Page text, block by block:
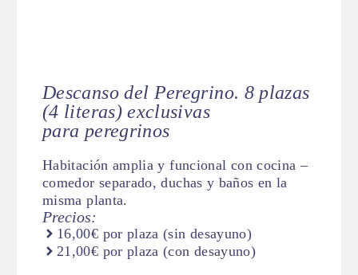
Descanso del Peregrino. 8 plazas
(4 literas) exclusivas
para peregrinos
Habitación amplia y funcional con cocina –
comedor separado, duchas y baños en la
misma planta.
Precios:
16,00€ por plaza (sin desayuno)
21,00€ por plaza (con desayuno)